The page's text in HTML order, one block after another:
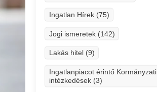
Ingatlan Hírek (75)
Jogi ismeretek (142)
Lakás hitel (9)
Ingatlanpiacot érintő Kormányzati
intézkedések (3)